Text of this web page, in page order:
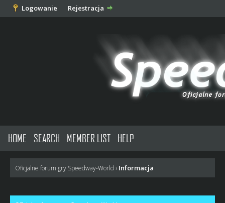
Logowanie Rejestracja
HOME SEARCH MEMBER LIST HELP
Oficjalne forum gry Speedway-World › Informacja